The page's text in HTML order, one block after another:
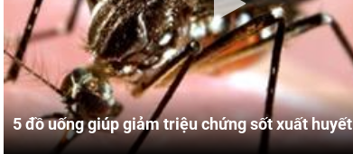
5 đồ uống giúp giảm triệu chứng sốt xuất huyết